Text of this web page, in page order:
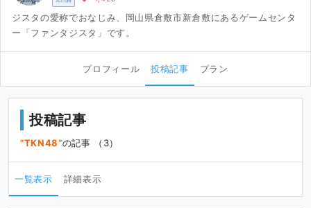
ジスタの愛称でおなじみ、岡山県倉敷市新倉敷にあるゲームセンタ
ー「ファンタジスタ」です。
プロフィール 投稿記事 プラン
投稿記事
TKN48 の記事 （3）
一覧表示 詳細表示